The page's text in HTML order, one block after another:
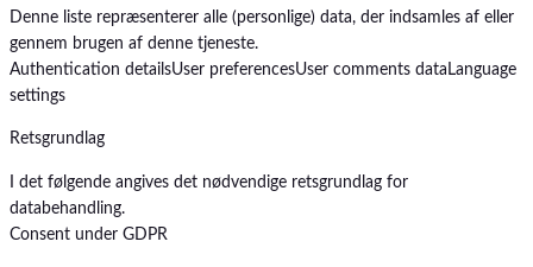
Denne liste repræsenterer alle (personlige) data, der indsamles af eller
gennem brugen af denne tjeneste.
Authentication detailsUser preferencesUser comments data Language
settings
Retsgrundlag
I det følgende angives det nødvendige retsgrundlag for
databehandling.
Consent under GDPR